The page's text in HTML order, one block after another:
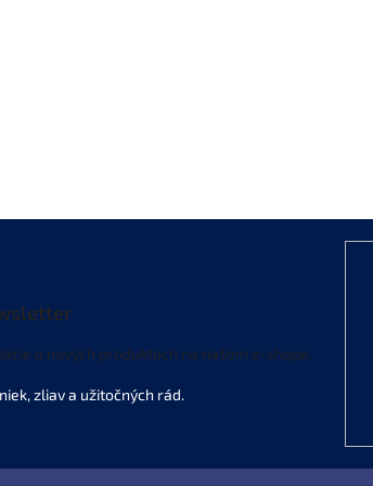
o nových produktoch na našom e-shope.